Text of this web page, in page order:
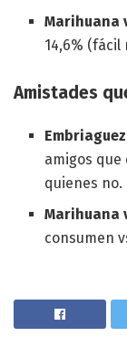
Marihuana
14,6%
Amistades
amigos que
quienes no.
Marihuana
consumen